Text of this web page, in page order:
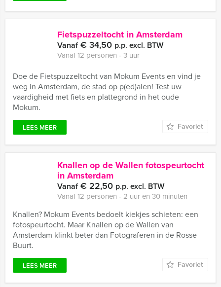
Fietspuzzeltocht in Amsterdam
Vanaf€ 34,50 p.p. excl. BTW
Vanaf 12 personen ‐ 3 uur
Doe de Fietspuzzeltocht van Mokum Events en vind je
weg in Amsterdam, de stad op p(ed)alen! Test uw
vaardigheid met fiets en plattegrond in het oude
Mokum.
LEES MEER Favoriet
Knallen op de Wallen fotospeurtocht
in Amsterdam
Vanaf€ 22,50 p.p. excl. BTW
Vanaf 12 personen ‐ 2 uur en 30 minuten
Knallen? Mokum Events bedoelt kiekjes schieten: een
fotospeurtocht. Maar Knallen op de Wallen van
Amsterdam klinkt beter dan Fotograferen in de Rosse
Buurt.
LEES MEER Favoriet